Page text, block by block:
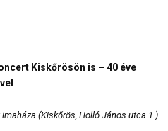
Kiskőrösön is – 40 éve
(Kiskőrös, Holló János utca 1.)